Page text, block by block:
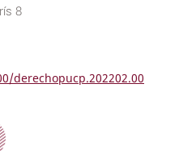
8
derechopucp.202202.00